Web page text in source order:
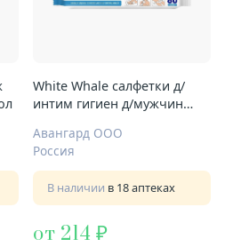
White Whale салфетки д/
интим гигиен д/мужчин
бол-х
Авангард ООО
Россия
В наличии в 18 аптеках
от 214